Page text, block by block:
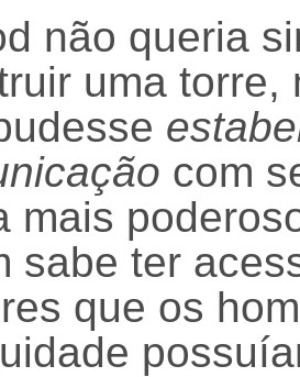
não queria
uma torre,
com
mais
sabe ter
que os